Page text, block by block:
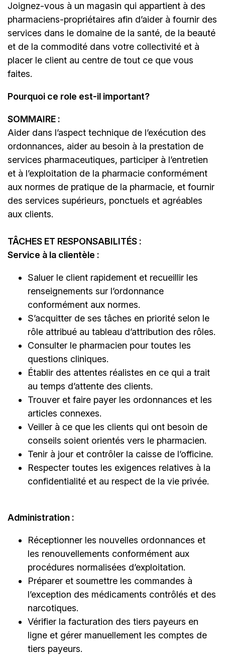
Joignez-vous à un magasin qui appartient à des
pharmaciens-propriétaires afin d’aider à fournir des
services dans le domaine de la santé, de la beauté
et de la commodité dans votre collectivité et à
placer le client au centre de tout ce que vous
faites.
Pourquoi ce role est-il important?
SOMMAIRE :
Aider dans l’aspect technique de l’exécution des
ordonnances, aider au besoin à la prestation de
services pharmaceutiques, participer à l’entretien
et à l’exploitation de la pharmacie conformément
aux normes de pratique de la pharmacie, et fournir
des services supérieurs, ponctuels et agréables
aux clients.
TÂCHES ET RESPONSABILITÉS :
Service à la clientèle :
Saluer le client rapidement et recueillir les
renseignements sur l’ordonnance
conformément aux normes.
S’acquitter de ses tâches en priorité selon le
rôle attribué au tableau d’attribution des rôles.
Consulter le pharmacien pour toutes les
questions cliniques.
Établir des attentes réalistes en ce qui a trait
au temps d’attente des clients.
Trouver et faire payer les ordonnances et les
articles connexes.
Veiller à ce que les clients qui ont besoin de
conseils soient orientés vers le pharmacien.
Tenir à jour et contrôler la caisse de l’officine.
Respecter toutes les exigences relatives à la
confidentialité et au respect de la vie privée.
Administration :
Réceptionner les nouvelles ordonnances et
les renouvellements conformément aux
procédures normalisées d’exploitation.
Préparer et soumettre les commandes à
l’exception des médicaments contrôlés et des
narcotiques.
Vérifier la facturation des tiers payeurs en
ligne et gérer manuellement les comptes de
tiers payeurs.